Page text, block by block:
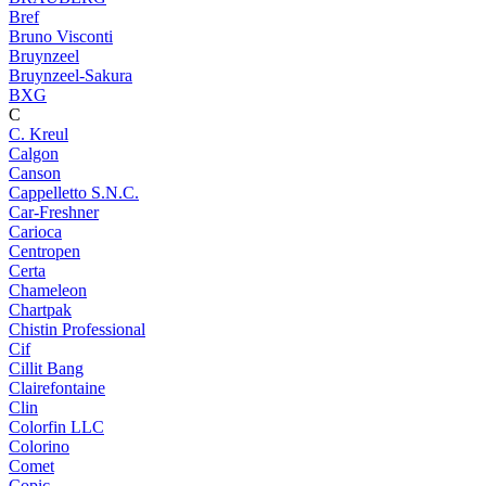
Bref
Bruno Visconti
Bruynzeel
Bruynzeel-Sakura
BXG
C
C. Kreul
Calgon
Canson
Cappelletto S.N.C.
Car-Freshner
Carioca
Centropen
Certa
Chameleon
Chartpak
Chistin Professional
Cif
Cillit Bang
Clairefontaine
Clin
Colorfin LLC
Colorino
Comet